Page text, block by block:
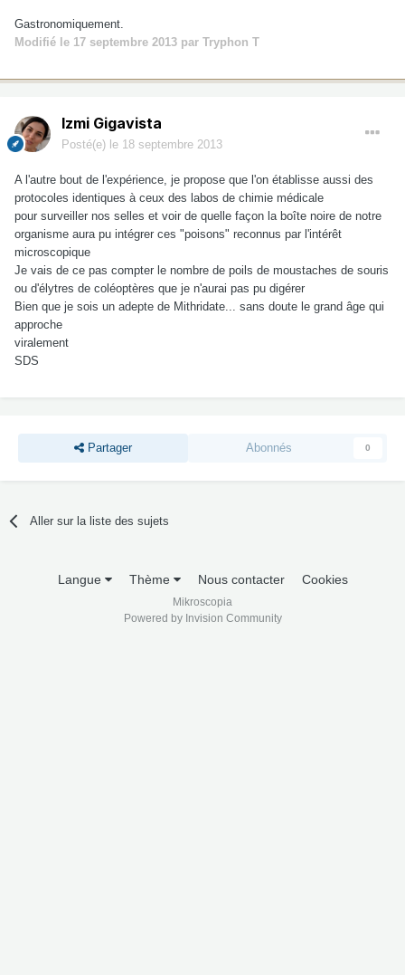
Gastronomiquement.
Modifié le 17 septembre 2013 par Tryphon T
Izmi Gigavista
Posté(e) le 18 septembre 2013
A l'autre bout de l'expérience, je propose que l'on établisse aussi des
protocoles identiques à ceux des labos de chimie médicale
pour surveiller nos selles et voir de quelle façon la boîte noire de notre
organisme aura pu intégrer ces "poisons" reconnus par l'intérêt
microscopique
Je vais de ce pas compter le nombre de poils de moustaches de souris
ou d'élytres de coléoptères que je n'aurai pas pu digérer
Bien que je sois un adepte de Mithridate... sans doute le grand âge qui
approche
viralement
SDS
Partager Abonnés 0
Aller sur la liste des sujets
Langue Thème Nous contacter Cookies
Mikroscopia
Powered by Invision Community